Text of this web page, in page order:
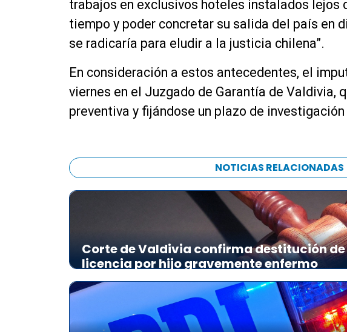
trabajos en exclusivos hoteles instalados lejos
tiempo y poder concretar su salida del país en
se radicaría para eludir a la justicia chilena”.
En consideración a estos antecedentes, el
viernes en el Juzgado de Garantía de Valdivia,
preventiva y fijándose un plazo de
NOTICIAS RELACIONADAS
Corte de Valdivia confirma destitución
licencia por hijo gravemente enfermo